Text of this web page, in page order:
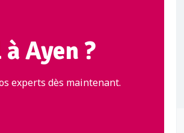
Ayen ?
experts dès maintenant.